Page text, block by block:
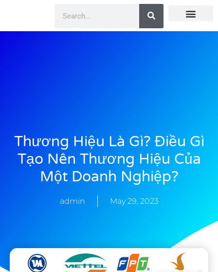
Thương Hiệu Là Gì? Điều Gì
Tạo Nên Thương Hiệu Của
Một Doanh Nghiệp?
admin May 29, 2023